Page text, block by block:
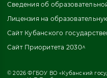
© 2026 ФГБОУ ВО «Кубанский
Сведения об
Лицензия на
Сайт Кубанского
Сайт Приоритета 2030^